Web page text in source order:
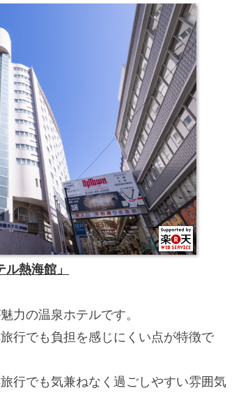
ル熱海館」
力の温泉ホテルです。
行でも負担を感じにくい点が特徴で
行でも気兼ねなく過ごしやすい雰囲気